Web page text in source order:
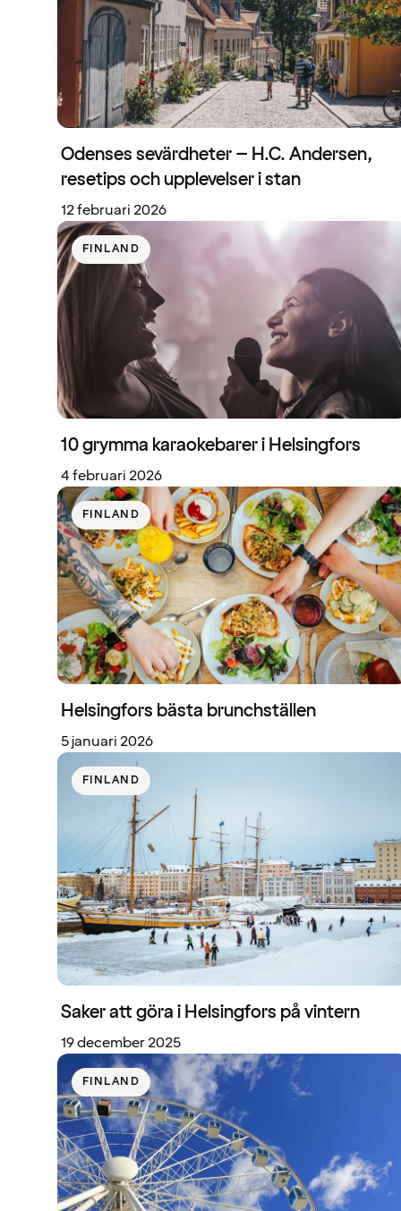
Odenses sevärdheter – H.C. Andersen,
resetips och upplevelser i stan
12 februari 2026
FINLAND
10 grymma karaokebarer i Helsingfors
4 februari 2026
FINLAND
Helsingfors bästa brunchställen
5 januari 2026
FINLAND
Saker att göra i Helsingfors på vintern
19 december 2025
FINLAND